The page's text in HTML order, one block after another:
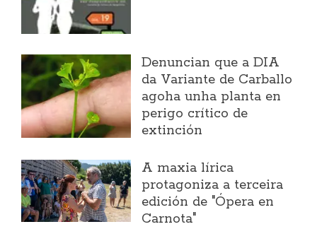
Denuncian que a DIA
da Variante de Carballo
agoha unha planta en
perigo crítico de
extinción
A maxia lírica
protagoniza a terceira
edición de "Ópera en
Carnota"